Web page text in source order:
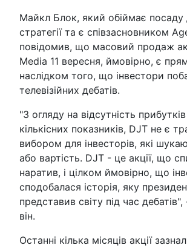
Майкл Блок, який обіймає посаду
стратегії та є співзасновником
повідомив, що масовий продаж
Media 11 вересня, ймовірно, є
наслідком того, що інвестори
телевізійних дебатів.
"З огляду на відсутність
кількісних показників, DJT не є
вибором для інвесторів, які
або вартість. DJT - це акції, що
наратив, і цілком ймовірно, що
сподобалася історія, яку
представив світу під час
він.
Останні кілька місяців акції